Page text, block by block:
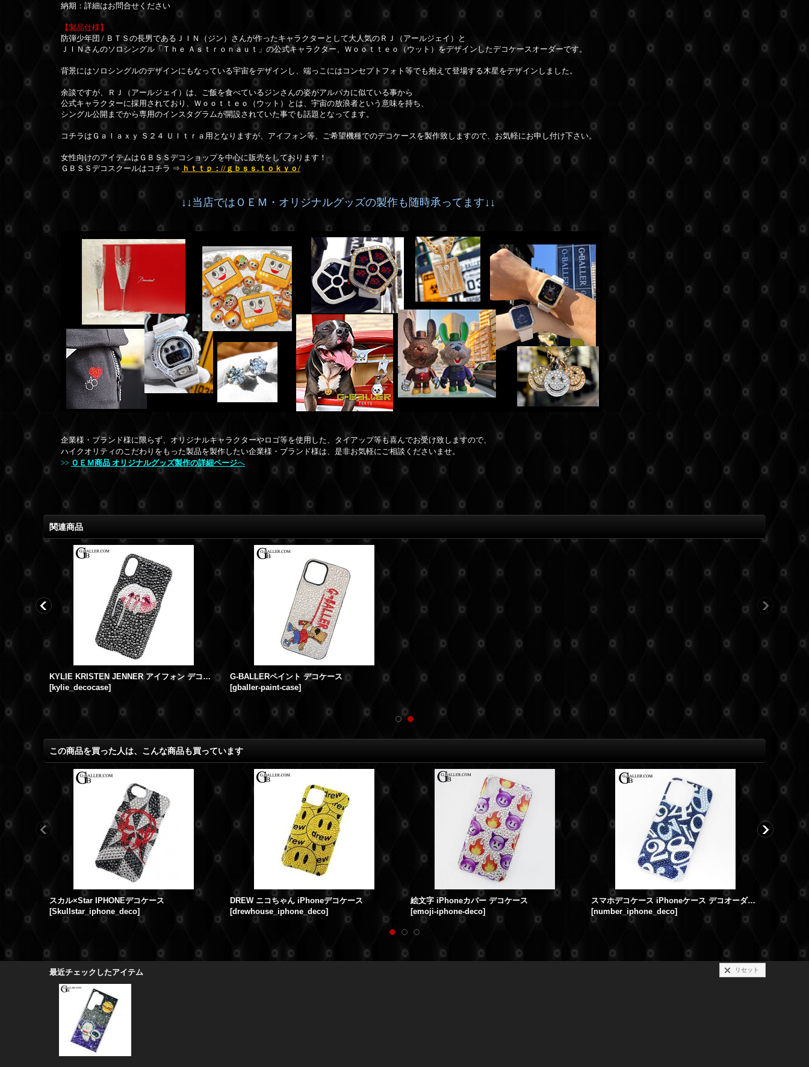
納期：詳細はお問合せください
【製品仕様】
防弾少年団 / ＢＴＳの長男であるＪＩＮ（ジン）さんが作ったキャラクターとして大人気のＲＪ（アールジェイ）と
ＪＩＮさんのソロシングル「Ｔｈｅ Ａｓｔｒｏｎａｕｔ」の公式キャラクター、Ｗｏｏｔｔｅｏ（ウット）をデザインしたデコケースオーダーです。
背景にはソロシングルのデザインにもなっている宇宙をデザインし、端っこにはコンセプトフォト等でも抱えて登場する木星をデザインしました。
余談ですが、ＲＪ（アールジェイ）は、ご飯を食べているジンさんの姿がアルパカに似ている事から
公式キャラクターに採用されており、 Ｗｏｏｔｔｅｏ（ウット）
とは、宇宙の放浪者という意味を持ち、
シングル公開までから専用のインスタグラムが開設されていた事でも話題となってます。
コチラはＧａｌａｘｙ Ｓ２４ Ｕｌｔｒａ用となりますが、アイフォン等、ご希望機種でのデコケースを製作致しますので、お気軽にお申し付け下さい。
女性向けのアイテムはＧＢＳＳデコショップを中心に販売をしております！
ＧＢＳＳデコスクールはコチラ ⇒ ｈｔｔｐ：//ｇｂｓｓ.ｔｏｋｙｏ/
↓↓当店ではＯＥＭ・オリジナルグッズの製作も随時承ってます↓↓
企業様・ブランド様に限らず、オリジナルキャラクターやロゴ等を使用した、タイアップ等も喜んでお受け致しますので、
ハイクオリティのこだわりをもった製品を製作したい企業様・ブランド様は、是非お気軽にご相談くださいませ。
>> ＯＥＭ商品 オリジナルグッズ製作の詳細ページへ
関連商品
KYLIE KRISTEN JENNER アイフォン デコケース
[kylie_decocase]
G-BALLERペイント デコケース
[gballer-paint-case]
この商品を買った人は、こんな商品も買っています
スカル×Star IPHONEデコケース
[Skullstar_iphone_deco]
DREW ニコちゃん iPhoneデコケース
[drewhouse_iphone_deco]
絵文字 iPhoneカバー デコケース
[emoji-iphone-deco]
スマホデコケース iPhoneケース デコオーダー ナンバー柄
[number_iphone_deco]
最近チェックしたアイテム リセット